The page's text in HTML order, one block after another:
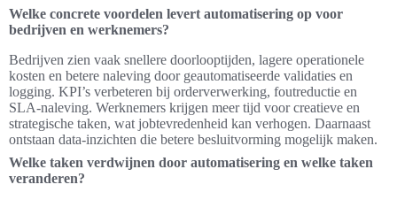
Welke concrete voordelen levert automatisering op voor
bedrijven en werknemers?
Bedrijven zien vaak snellere doorlooptijden, lagere operationele
kosten en betere naleving door geautomatiseerde validaties en
logging. KPI’s verbeteren bij orderverwerking, foutreductie en
SLA-naleving. Werknemers krijgen meer tijd voor creatieve en
strategische taken, wat jobtevredenheid kan verhogen. Daarnaast
ontstaan data-inzichten die betere besluitvorming mogelijk maken.
Welke taken verdwijnen door automatisering en welke taken
veranderen?